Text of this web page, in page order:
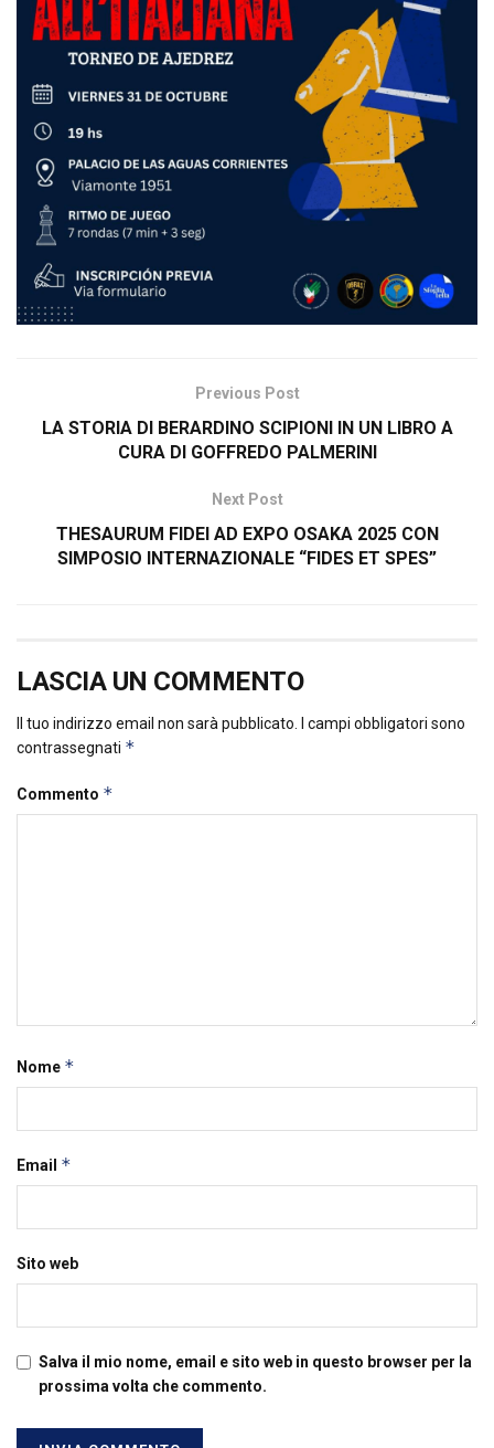
Previous Post
LA STORIA DI BERARDINO SCIPIONI IN UN LIBRO A
CURA DI GOFFREDO PALMERINI
Next Post
THESAURUM FIDEI AD EXPO OSAKA 2025 CON
SIMPOSIO INTERNAZIONALE “FIDES ET SPES”
LASCIA UN COMMENTO
Il tuo indirizzo email non sarà pubblicato.
I campi obbligatori sono
contrassegnati *
Commento *
Nome *
Email *
Sito web
Salva il mio nome, email e sito web in questo browser per la
prossima volta che commento.